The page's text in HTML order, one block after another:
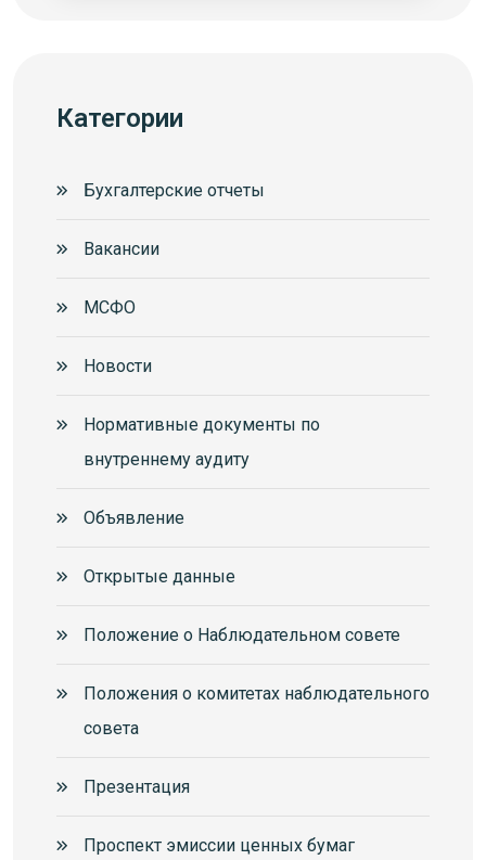
Категории
Бухгалтерские отчеты
Вакансии
МСФО
Новости
Нормативные документы по
внутреннему аудиту
Объявление
Открытые данные
Положение о Наблюдательном совете
Положения о комитетах наблюдательного
совета
Презентация
Проспект эмиссии ценных бумаг